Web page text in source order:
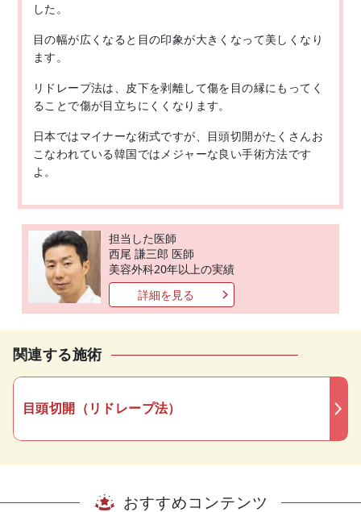
した。
目の幅が広くなると目の印象が大きくなって美しくなり
ます。
リドレープ法は、皮下を剥離して傷を目の縁にもってく
ることで傷が目立ちにくくなります。
日本ではマイナーな術式ですが、目頭切開がたくさんお
こなわれている韓国ではメジャーな良い手術方法です
よ。
担当した医師
西尾 謙三郎 医師
美容外科20年以上の実績
詳細を見る
関連する施術
目頭切開（リドレープ法）
おすすめコンテンツ